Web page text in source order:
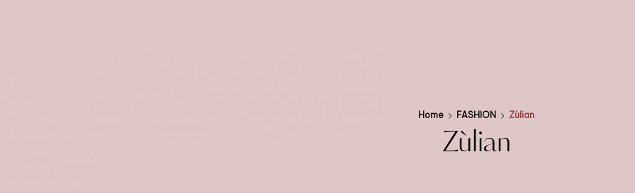
Home FASHION Zùlian
Zùlian